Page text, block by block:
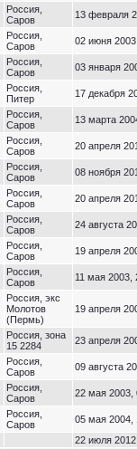
Россия,
Саров
13 февраля
Россия,
Саров
02 июня
Россия,
Саров
03 января
Россия,
Питер
17 декабря
Россия,
Саров
13 марта
Россия,
Саров
20 апреля
Россия,
Саров
08 ноября
Россия,
Саров
20 апреля
Россия,
Саров
24 августа
Россия,
Саров
19 апреля
Россия,
Саров
11 мая 2003,
Россия, экс
Молотов
(Пермь)
19 апреля
Россия, зона
15 2284
23 апреля
Россия,
Саров
09 августа
Россия,
Саров
22 мая 2003,
Россия,
Саров
05 мая 2004,
22 июля